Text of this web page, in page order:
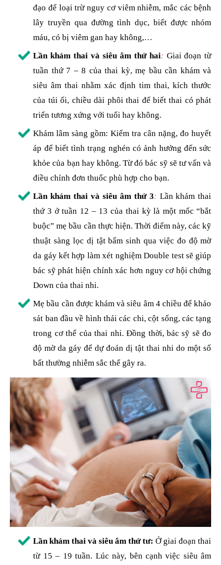
đạo để loại trừ nguy cơ viêm nhiễm, mắc các bệnh
lây truyền qua đường tình dục, biết được nhóm
máu, có bị viêm gan hay không,…
Lần khám thai và siêu âm thứ hai: Giai đoạn từ
tuần thứ 7 – 8 của thai kỳ, mẹ bầu cần khám và
siêu âm thai nhằm xác định tim thai, kích thước
của túi ối, chiều dài phôi thai để biết thai có phát
triển tương xứng với tuổi hay không.
Khám lâm sàng gồm: Kiểm tra cân nặng, đo huyết
áp để biết tình trạng nghén có ảnh hưởng đến sức
khỏe của bạn hay không. Từ đó bác sỹ sẽ tư vấn và
điều chỉnh đơn thuốc phù hợp cho bạn.
Lần khám thai và siêu âm thứ 3: Lần khám thai
thứ 3 ở tuần 12 – 13 của thai kỳ là một mốc “bắt
buộc” mẹ bầu cần thực hiện. Thời điểm này, các kỹ
thuật sàng lọc dị tật bẩm sinh qua việc đo độ mờ
da gáy kết hợp làm xét nghiệm Double test sẽ giúp
bác sỹ phát hiện chính xác hơn nguy cơ hội chứng
Down của thai nhi.
Mẹ bầu cần được khám và siêu âm 4 chiều để khảo
sát ban đầu về hình thái các chi, cột sống, các tạng
trong cơ thể của thai nhi. Đồng thời, bác sỹ sẽ đo
độ mờ da gáy để dự đoán dị tật thai nhi do một số
bất thường nhiễm sắc thể gây ra.
Lần khám thai và siêu âm thứ tư:Ở giai đoạn thai
từ 15 – 19 tuần. Lúc này, bên cạnh việc siêu âm